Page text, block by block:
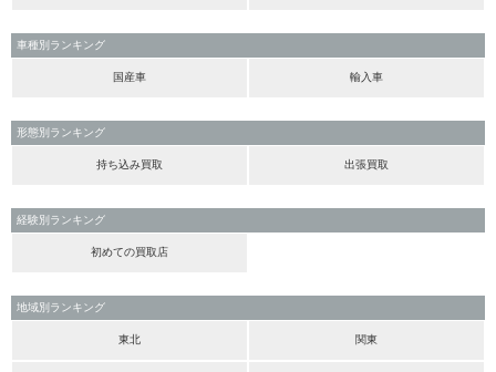
車種別ランキング
国産車 輸入車
形態別ランキング
持ち込み買取 出張買取
経験別ランキング
初めての買取店
地域別ランキング
東北 関東